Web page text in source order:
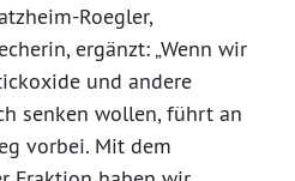
Roegler,
ergänzt: „Wenn wir
und andere
senken wollen, führt an
vorbei. Mit dem